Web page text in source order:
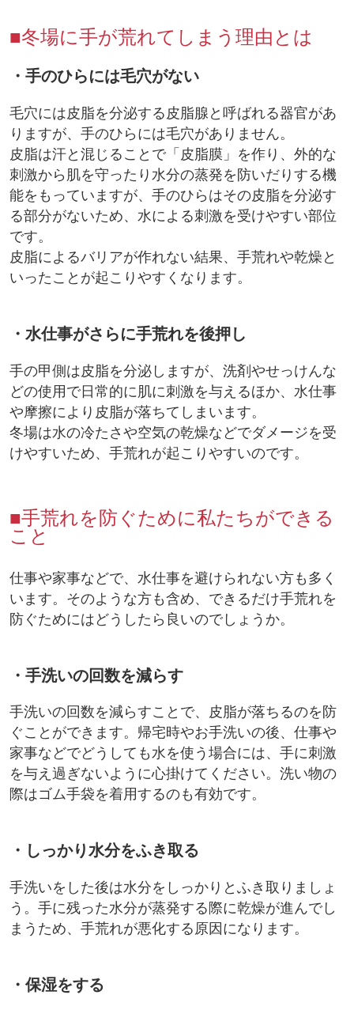
■冬場に手が荒れてしまう理由とは
・手のひらには毛穴がない
毛穴には皮脂を分泌する皮脂腺と呼ばれる器官があ
りますが、手のひらには毛穴がありません。
皮脂は汗と混じることで「皮脂膜」を作り、外的な
刺激から肌を守ったり水分の蒸発を防いだりする機
能をもっていますが、手のひらはその皮脂を分泌す
る部分がないため、水による刺激を受けやすい部位
です。
皮脂によるバリアが作れない結果、手荒れや乾燥と
いったことが起こりやすくなります。
・水仕事がさらに手荒れを後押し
手の甲側は皮脂を分泌しますが、洗剤やせっけんな
どの使用で日常的に肌に刺激を与えるほか、水仕事
や摩擦により皮脂が落ちてしまいます。
冬場は水の冷たさや空気の乾燥などでダメージを受
けやすいため、手荒れが起こりやすいのです。
■手荒れを防ぐために私たちができる
こと
仕事や家事などで、水仕事を避けられない方も多く
います。そのような方も含め、できるだけ手荒れを
防ぐためにはどうしたら良いのでしょうか。
・手洗いの回数を減らす
手洗いの回数を減らすことで、皮脂が落ちるのを防
ぐことができます。帰宅時やお手洗いの後、仕事や
家事などでどうしても水を使う場合には、手に刺激
を与え過ぎないように心掛けてください。洗い物の
際はゴム手袋を着用するのも有効です。
・しっかり水分をふき取る
手洗いをした後は水分をしっかりとふき取りましょ
う。手に残った水分が蒸発する際に乾燥が進んでし
まうため、手荒れが悪化する原因になります。
・保湿をする